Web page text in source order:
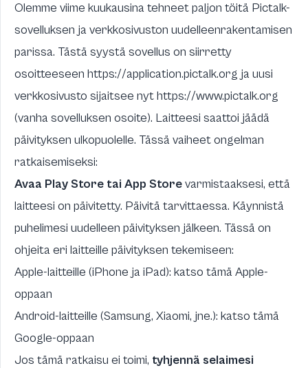
Olemme viime kuukausina tehneet paljon töitä Pictalk-
sovelluksen ja verkkosivuston uudelleenrakentamisen
parissa. Tästä syystä sovellus on siirretty
osoitteeseen https://application.pictalk.org ja uusi
verkkosivusto sijaitsee nythttps://www.pictalk.org
(vanha sovelluksen osoite). Laitteesi saattoi jäädä
päivityksen ulkopuolelle. Tässä vaiheet ongelman
ratkaisemiseksi:
Avaa Play Store tai App Storevarmistaaksesi, että
laitteesi on päivitetty. Päivitä tarvittaessa. Käynnistä
puhelimesi uudelleen päivityksen jälkeen. Tässä on
ohjeita eri laitteille päivityksen tekemiseen:
Apple-laitteille (iPhone ja iPad): katso tämäApple-
oppaan
Android-laitteille (Samsung, Xiaomi, jne.): katso tämä
Google-oppaan
Jos tämä ratkaisu ei toimi, tyhjennä selaimesi